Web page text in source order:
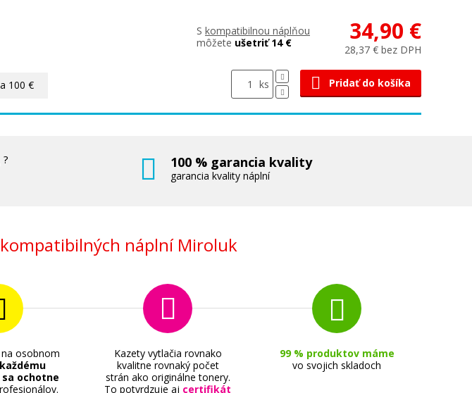
100 €
S kompatibilnou náplňou
môžete ušetriť 14 € 34,90 €
28,37 € bez DPH
ks Pridať do košíka
? 100 % garancia kvality
garancia kvality náplní
náplní Miroluk
osobnom
každému
ochotne
Kazety vytlačia rovnako
kvalitne rovnaký počet
strán ako originálne tonery.
To potvrdzuje aj certifikát
99 % produktov máme
vo svojich skladoch